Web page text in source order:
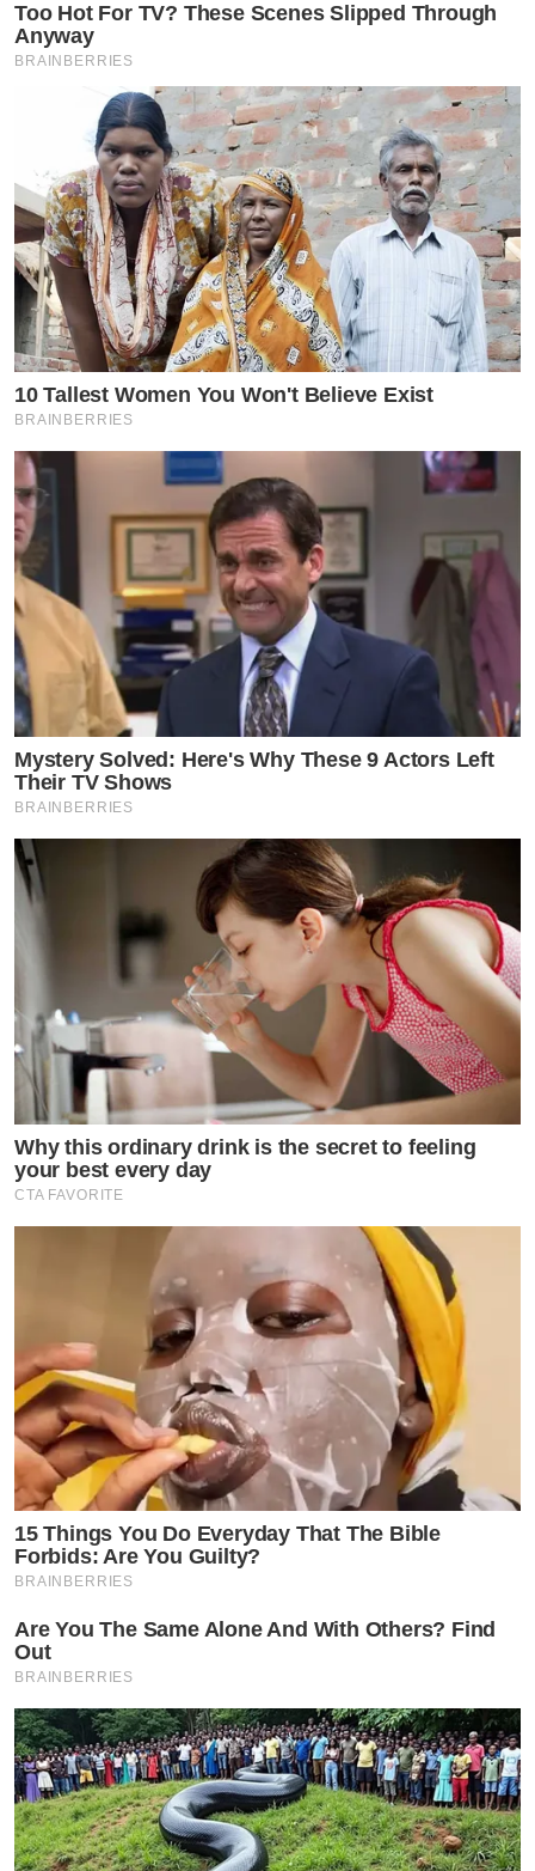
Too Hot For TV? These Scenes Slipped Through
Anyway
BRAINBERRIES
10 Tallest Women You Won't Believe Exist
BRAINBERRIES
Mystery Solved: Here's Why These 9 Actors Left
Their TV Shows
BRAINBERRIES
Why this ordinary drink is the secret to feeling
your best every day
CTA FAVORITE
15 Things You Do Everyday That The Bible
Forbids: Are You Guilty?
BRAINBERRIES
Are You The Same Alone And With Others? Find
Out
BRAINBERRIES